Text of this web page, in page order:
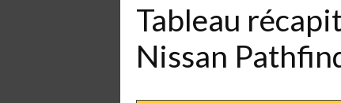
Tableau
Nissan